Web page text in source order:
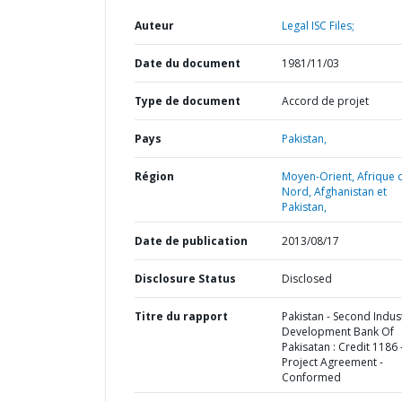
Auteur Legal ISC Files;
Date du document 1981/11/03
Type de document Accord de projet
Pays Pakistan,
Région
Moyen-Orient, Afrique
Nord, Afghanistan et
Pakistan,
Date de publication 2013/08/17
Disclosure Status Disclosed
Titre du rapport
Pakistan - Second
Development Bank Of
Pakisatan : Credit 1186
Project Agreement -
Conformed